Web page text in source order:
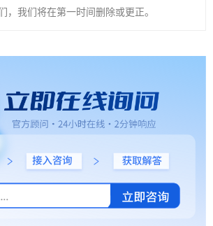
，我们将在第一时间删除或更正。